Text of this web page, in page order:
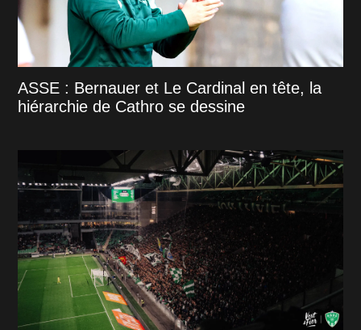
ASSE : Bernauer et Le Cardinal en tête, la
hiérarchie de Cathro se dessine